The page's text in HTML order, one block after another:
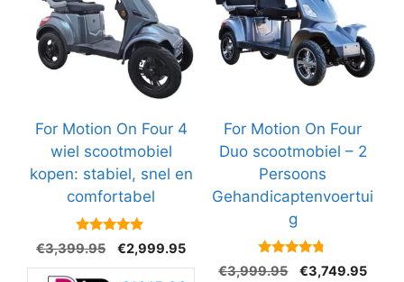
For Motion On Four 4
wiel scootmobiel
kopen: stabiel, snel en
comfortabel
van 5
€3,399.95
Oorspronkelijke
prijs
€2,999.95Huidige
prijs
For Motion On Four
Duo scootmobiel – 2
Persoons
Gehandicaptenvoertui
g
4.6
van 5
€3,999.95
Oorspronkelijke
€3,749.95